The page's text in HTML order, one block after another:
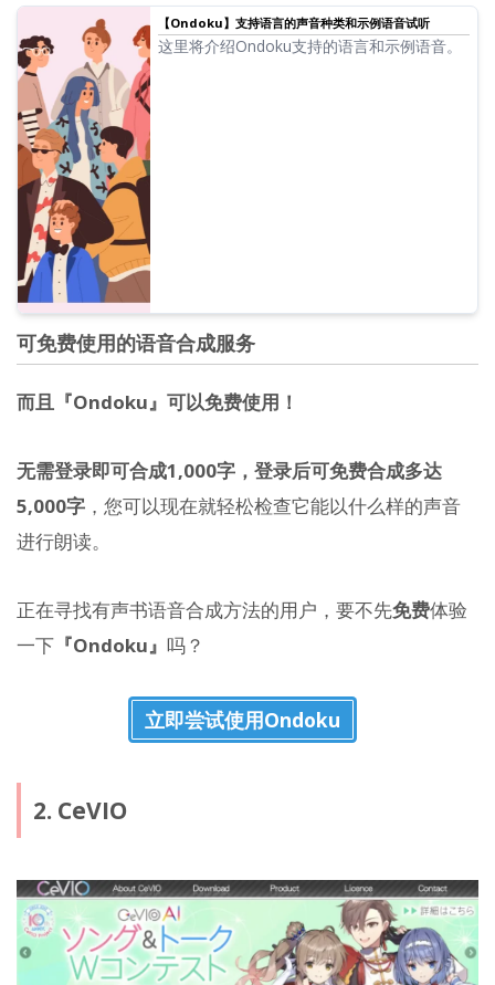
【Ondoku】支持语言的声音种类和示例语音试听
这里将介绍Ondoku支持的语言和示例语音。
可免费使用的语音合成服务
而且『Ondoku』可以免费使用！
无需登录即可合成1,000字，登录后可免费合成多达
5,000字 ，您可以现在就轻松检查它能以什么样的声音
进行朗读。
正在寻找有声书语音合成方法的用户，要不先免费体验
一下 『Ondoku』 吗？
立即尝试使用Ondoku
2. CeVIO